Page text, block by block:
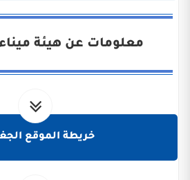
معلومات عن هيئة
خريطة الموقع